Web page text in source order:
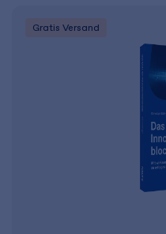
Gratis Versand